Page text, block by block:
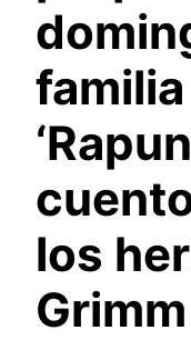
los
Grimm